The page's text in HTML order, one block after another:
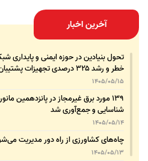
آخرین اخبار
خطر و رشد ۳۲۵ درصدی تجهیزات پشتیبان
1405/05/15
۱۳۹ مورد برق غیرمجاز در پانزدهمین
شناسایی و جمع‌آوری شد
1405/05/14
چاه‌های کشاورزی از راه دور مدیریت
1405/05/13